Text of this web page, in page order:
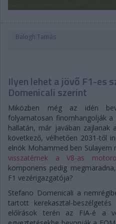
Balogh Tamás
Ilyen lehet a jövő F1-es
Domenicali szerint
Miközben még az idén
folyamatosan finomhangolják
hallatán, már javában zajlanak
következő, vélhetően 2031-től
elnök Mohammed ben
visszatérnek a V8-as
komponens pedig
F1 vezérigazgatója?
Stefano Domenicali a
tartott kerekasztal-
előírások terén az FIA-é a